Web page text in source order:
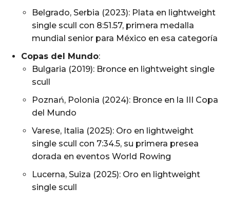
Belgrado, Serbia (2023): Plata en lightweight
single scull con 8:51.57, primera medalla
mundial senior para México en esa categoría
Copas del Mundo:
Bulgaria (2019): Bronce en lightweight single
scull
Poznań, Polonia (2024): Bronce en la III Copa
del Mundo
Varese, Italia (2025): Oro en lightweight
single scull con 7:34.5, su primera presea
dorada en eventos World Rowing
Lucerna, Suiza (2025): Oro en lightweight
single scull